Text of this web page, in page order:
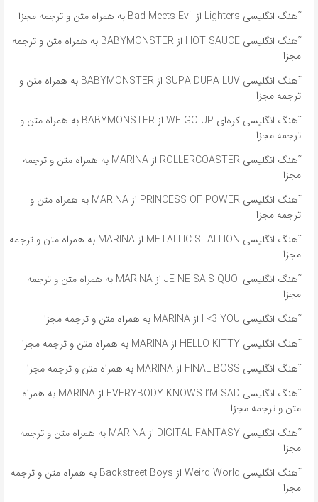
آهنگ انگلیسی Lighters از Bad Meets Evil به همراه متن و ترجمه مجزا
آهنگ انگلیسی HOT SAUCE از BABYMONSTER به همراه متن و ترجمه
مجزا
آهنگ انگلیسی SUPA DUPA LUV از BABYMONSTER به همراه متن و
ترجمه مجزا
آهنگ انگلیسی کره‌ای WE GO UP از BABYMONSTER به همراه متن و
ترجمه مجزا
آهنگ انگلیسی ROLLERCOASTER از MARINA به همراه متن و ترجمه
مجزا
آهنگ انگلیسی PRINCESS OF POWER از MARINA به همراه متن و
ترجمه مجزا
آهنگ انگلیسی METALLIC STALLION از MARINA به همراه متن و ترجمه
مجزا
آهنگ انگلیسی JE NE SAIS QUOI از MARINA به همراه متن و ترجمه
مجزا
آهنگ انگلیسی I <3 YOU از MARINA به همراه متن و ترجمه مجزا
آهنگ انگلیسی HELLO KITTY از MARINA به همراه متن و ترجمه مجزا
آهنگ انگلیسی FINAL BOSS از MARINA به همراه متن و ترجمه مجزا
آهنگ انگلیسی EVERYBODY KNOWS I’M SAD از MARINA به همراه
متن و ترجمه مجزا
آهنگ انگلیسی DIGITAL FANTASY از MARINA به همراه متن و ترجمه
مجزا
آهنگ انگلیسی Weird World از Backstreet Boys به همراه متن و ترجمه
مجزا